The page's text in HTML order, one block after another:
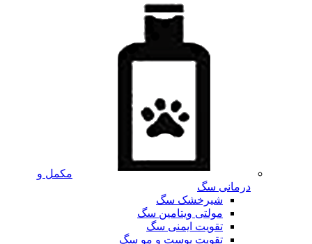
مکمل و
درمانی سگ
شیرخشک سگ
مولتی ویتامین سگ
تقویت ایمنی سگ
تقویت پوست و مو سگ